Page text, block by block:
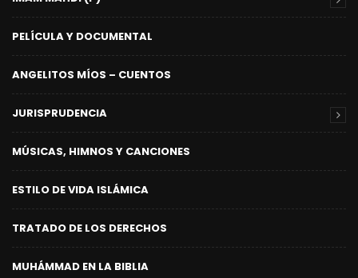
PELÍCULA Y DOCUMENTAL
ANGELITOS MÍOS – CUENTOS
JURISPRUDENCIA
MÚSICAS, HIMNOS Y CANCIONES
ESTILO DE VIDA ISLÁMICA
TRATADO DE LOS DERECHOS
MUHÁMMAD EN LA BIBLIA